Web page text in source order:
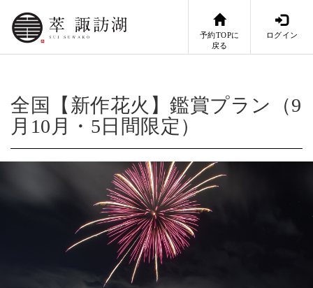
予約TOPに
戻る
ログイン
全国【新作花火】鑑賞プラン（9
月10月・5日間限定）